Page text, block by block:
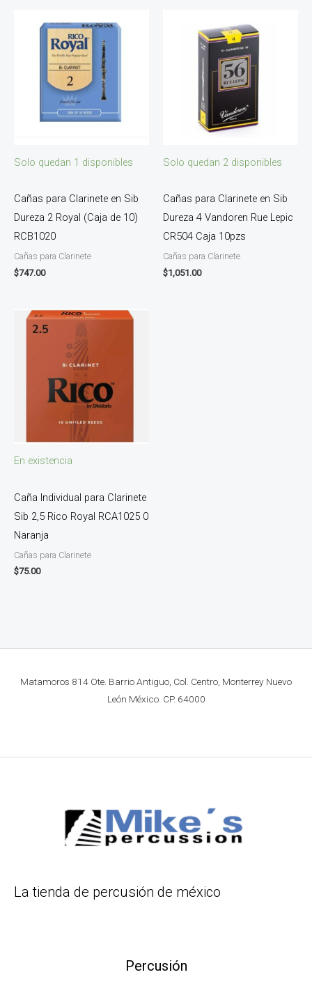
Solo quedan 1 disponibles
Cañas para Clarinete en Sib
Dureza 2 Royal (Caja de 10)
RCB1020
Cañas para Clarinete
$747.00
Solo quedan 2 disponibles
Cañas para Clarinete en Sib
Dureza 4 Vandoren Rue Lepic
CR504 Caja 10pzs
Cañas para Clarinete
$1,051.00
En existencia
Caña Individual para Clarinete
Sib 2,5 Rico Royal RCA1025 0
Naranja
Cañas para Clarinete
$75.00
Matamoros 814 Ote. Barrio Antiguo, Col. Centro, Monterrey Nuevo
León México. CP. 64000
La tienda de percusión de méxico
Percusión